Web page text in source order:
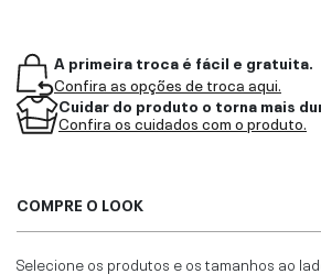
A primeira troca é fácil e gratuita.
Confira as opções de troca aqui.
Cuidar do produto o torna mais
Confira os cuidados com o produto.
COMPRE O LOOK
Selecione os produtos e os tamanhos ao